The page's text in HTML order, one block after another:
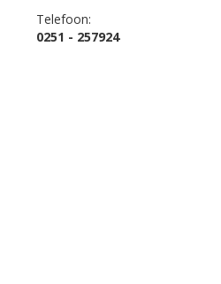
Telefoon:
0251 - 257924